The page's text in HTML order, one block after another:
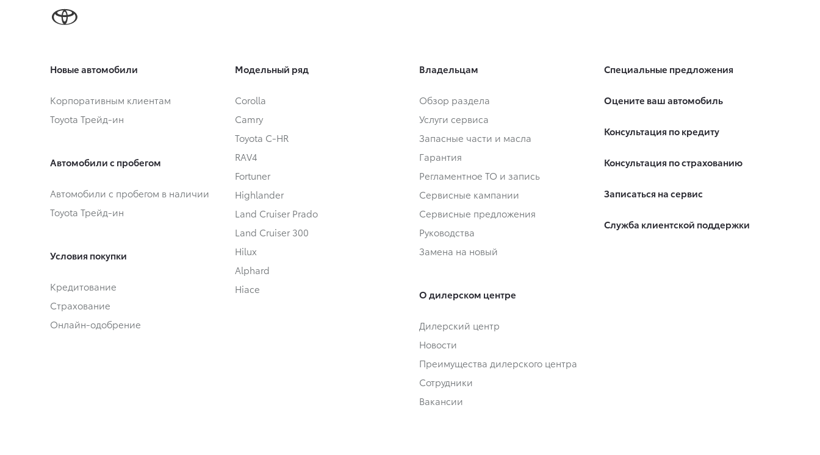
Новые автомобили
Корпоративным клиентам
Toyota Трейд-ин
Автомобили с пробегом
Автомобили с пробегом в наличии
Toyota Трейд-ин
Условия покупки
Кредитование
Страхование
Онлайн-одобрение
Модельный ряд
Corolla
Camry
Toyota C-HR
RAV4
Fortuner
Highlander
Land Cruiser Prado
Land Cruiser 300
Hilux
Alphard
Hiace
Владельцам
Обзор раздела
Услуги сервиса
Запасные части и масла
Гарантия
Регламентное ТО и запись
Сервисные кампании
Сервисные предложения
Руководства
Замена на новый
О дилерском центре
Дилерский центр
Новости
Преимущества дилерского центра
Сотрудники
Вакансии
Специальные предложения
Оцените ваш автомобиль
Консультация по кредиту
Консультация по страхованию
Записаться на сервис
Служба клиентской поддержки